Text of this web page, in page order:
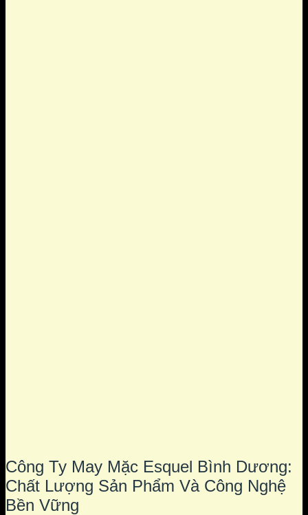
Công Ty May Mặc Esquel Bình Dương:
Chất Lượng Sản Phẩm Và Công Nghệ
Bền Vững